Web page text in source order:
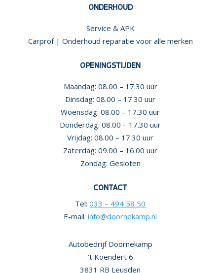
ONDERHOUD
Service & APK
Carprof | Onderhoud reparatie voor alle merken
OPENINGSTIJDEN
Maandag: 08.00 – 17.30 uur
Dinsdag: 08.00 – 17.30 uur
Woensdag: 08.00 – 17.30 uur
Donderdag: 08.00 – 17.30 uur
Vrijdag: 08.00 – 17.30 uur
Zaterdag: 09.00 – 16.00 uur
Zondag: Gesloten
CONTACT
Tel:033 – 494 58 50
E-mail:info@doornekamp.nl
Autobedrijf Doornekamp
’t Koendert 6
3831 RB Leusden